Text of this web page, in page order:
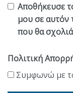
Αποθήκευσε
μου σε αυτόν
που θα
Πολιτική
Συμφωνώ με